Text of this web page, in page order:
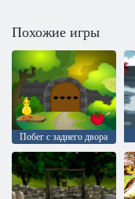
Похожие игры
Побег с заднего двора